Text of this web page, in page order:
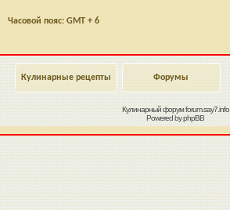
Часовой пояс: GMT + 6
Кулинарные рецепты Форумы
Кулинарный форумforum.say7.info
Powered byphpBB